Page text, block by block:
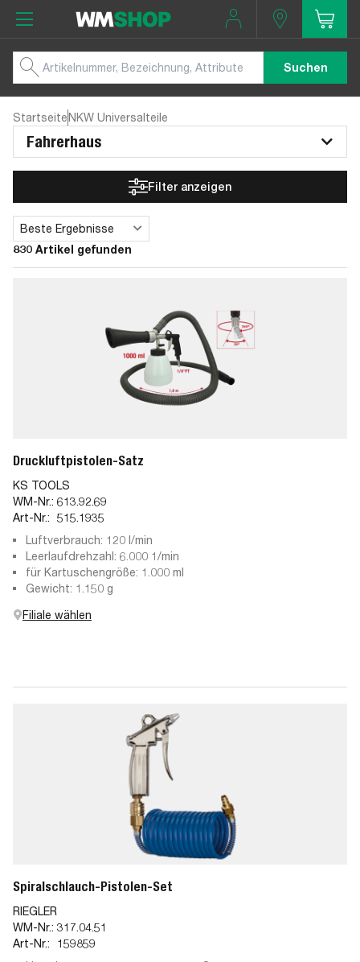
Suchen
StartseiteNKW Universalteile
Fahrerhaus
Filter anzeigen
830 Artikel gefunden
Sortieren
Beste Ergebnisse
Druckluftpistolen-Satz
KS TOOLS
WM-Nr.: 613.92.69
Art-Nr.: 515.1935
Luftverbrauch: 120 l/min
Leerlaufdrehzahl: 6.000 1/min
für Kartuschengröße: 1.000 ml
Gewicht: 1.150 g
Filiale wählen
Spiralschlauch-Pistolen-Set
RIEGLER
WM-Nr.: 317.04.51
Art-Nr.:
159859